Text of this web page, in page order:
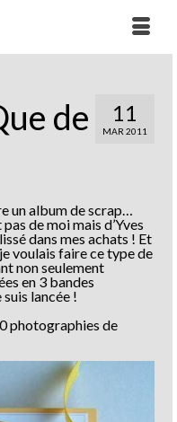
11
MAR 2011
de
un album de scrap…
de moi mais d’Yves
dans mes achats ! Et
voulais faire ce type de
non seulement
en 3 bandes
lancée !
photographies de